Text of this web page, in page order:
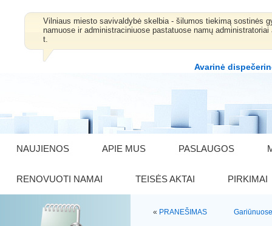
Vilniaus miesto savivaldybė skelbia - šilumos tiekimą sostinės
namuose ir administraciniuose pastatuose namų
t.
Avarinė
NAUJIENOS APIE MUS PASLAUGOS
RENOVUOTI NAMAI TEISĖS AKTAI PIRKIMAI
« PRANEŠIMAS